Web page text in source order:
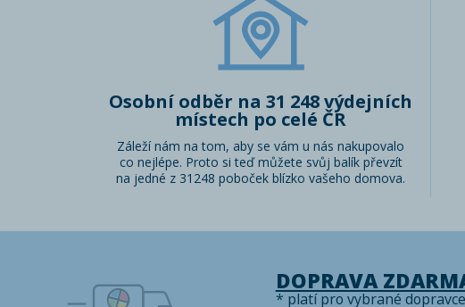
Osobní odběr na 31 248 výdejních
místech po celé ČR
Záleží nám na tom, aby se vám u nás nakupovalo
co nejlépe. Proto si teď můžete svůj balík převzít
na jedné z 31248 poboček blízko vašeho domova.
DOPRAVA
* platí pro vybrané dopravce